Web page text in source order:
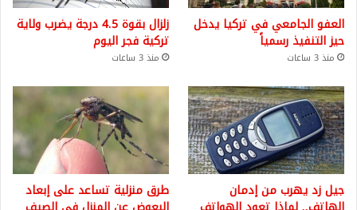
العفو الجامعي في تركيا يدخل
حيز التنفيذ رسمياً
منذ 3 ساعات
زلزال بقوة 4.5 درجة يضرب ولاية
تركية فجر اليوم
منذ 3 ساعات
جيل زد يهرب من إدمان طرق منزلية تساعد على إبعاد